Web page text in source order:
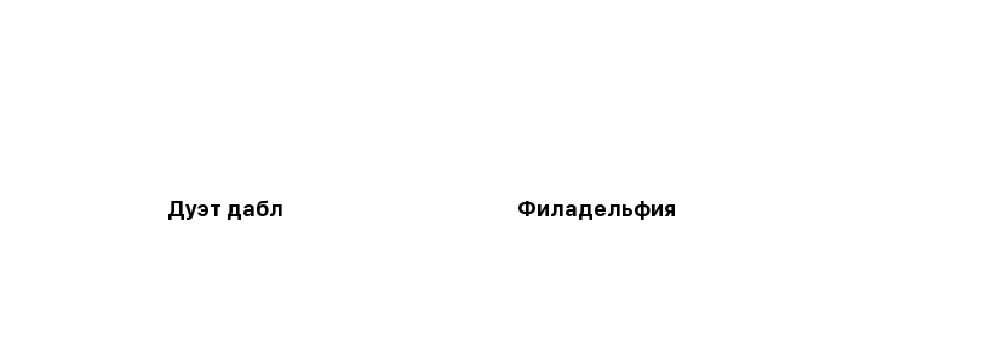
Дуэт дабл Филадельфия